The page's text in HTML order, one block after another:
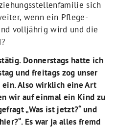
sich
wenn ein Pflege-
volljährig wird und die
Donnerstags hatte ich
und freitags zog unser
Also wirklich eine Art
wir auf einmal ein Kind zu
„Was ist jetzt?“ und
Es war ja alles fremd